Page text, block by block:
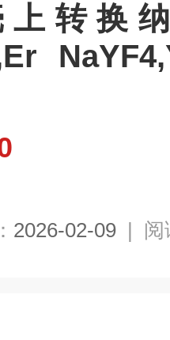
上转换
2026-02-09 | 阅